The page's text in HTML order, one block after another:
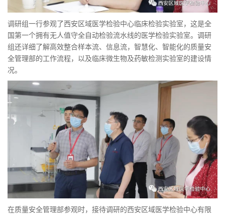
调研组一行参观了西安区域医学检验中心临床检验实验室，这是全
国第一个拥有无人值守全自动检验流水线的医学检验实验室。调研
组还详细了解高效整合样本流、信息流，智慧化、智能化的质量安
全管理部的工作流程，以及临床微生物及药敏检测实验室的建设情
况。
在质量安全管理部参观时，接待调研的西安区域医学检验中心有限